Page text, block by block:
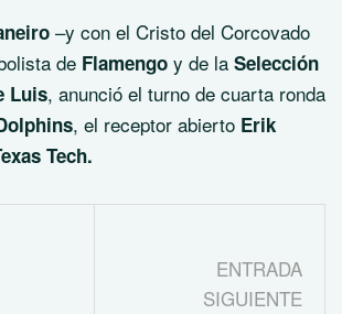
–y con el Cristo del Corcovado
de Flamengo y de la Selección
Luis, anunció el turno de cuarta ronda
, el receptor abierto Erik
Tech.
ENTRADA
SIGUIENTE